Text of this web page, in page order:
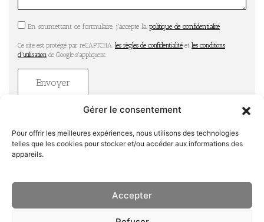
Gérer le consentement
Pour offrir les meilleures expériences, nous utilisons des technologies
telles que les cookies pour stocker et/ou accéder aux informations des
appareils.
Accepter
En soumettant ce formulaire, j'accepte la politique de confidentialité
Ce site est protégé par reCAPTCHA. les règles de confidentialité et les conditions
d'utilisation de Google s'appliquent.
La Carte
LE MOULIN